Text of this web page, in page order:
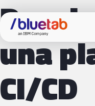
una
CI/CD